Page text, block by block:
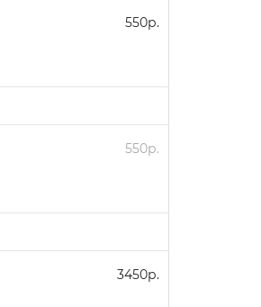
550р.
550р.
3450р.